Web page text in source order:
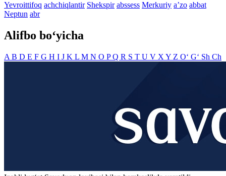
Yevroittifoq achchiqlantir Shekspir abssess Merkuriy aʼzo abbat
Neptun abr
Alifbo bo‘yicha
A B D E F G H I J K L M N O PQ R S T U V X Y Z O‘ G‘ Sh Ch